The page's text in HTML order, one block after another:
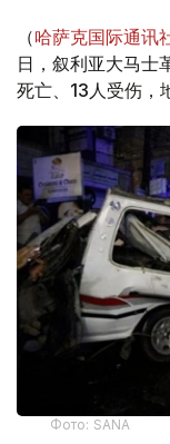
（哈萨克国际通讯
日，叙利亚大马士
死亡、13人受伤，
Фото: SANA